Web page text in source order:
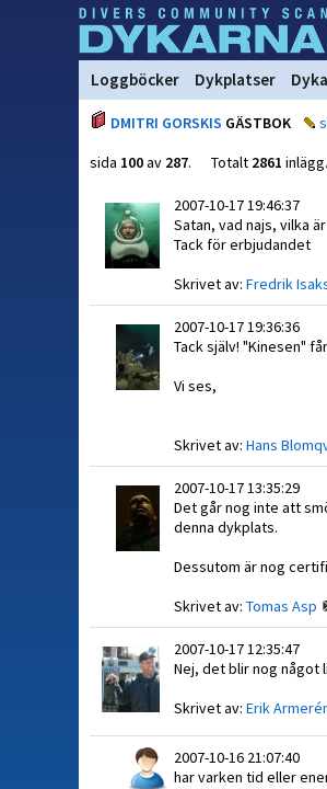
Loggböcker Dykplatser
DMITRI GORSKIS GÄSTBOK
sida 100av 287. Totalt 2861 inlägg.
2007-10-17 19:46:37
Satan, vad najs, vilka
Tack för erbjudandet
Skrivet av: Fredrik
2007-10-17 19:36:36
Tack själv! "Kinesen"
Vi ses,
Skrivet av: Hans
2007-10-17 13:35:29
Det går nog inte att
denna dykplats.
Dessutom är nog
Skrivet av: Tomas Asp
2007-10-17 12:35:47
Nej, det blir nog något
Skrivet av: Erik
2007-10-16 21:07:40
har varken tid eller